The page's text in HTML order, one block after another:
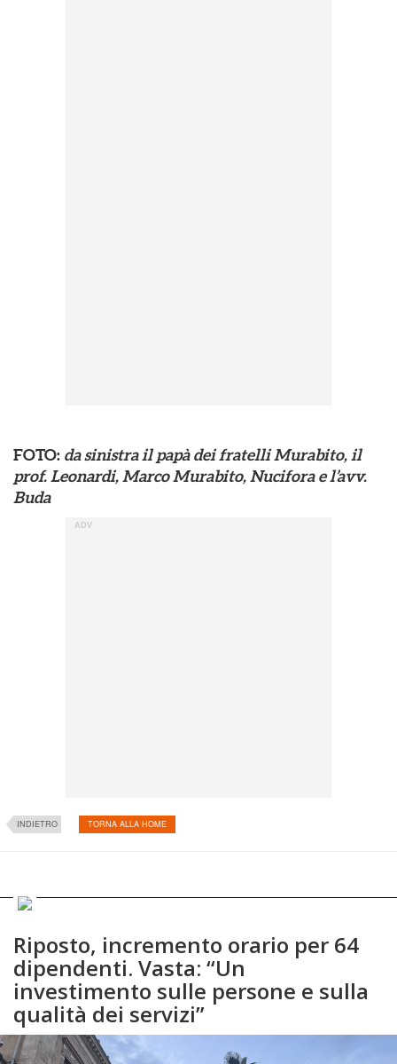
FOTO: da sinistra il papà dei fratelli Murabito, il
prof. Leonardi, Marco Murabito, Nucifora e l’avv.
Buda
INDIETRO TORNA ALLA HOME
Riposto, incremento orario per 64
dipendenti. Vasta: “Un
investimento sulle persone e sulla
qualità dei servizi”